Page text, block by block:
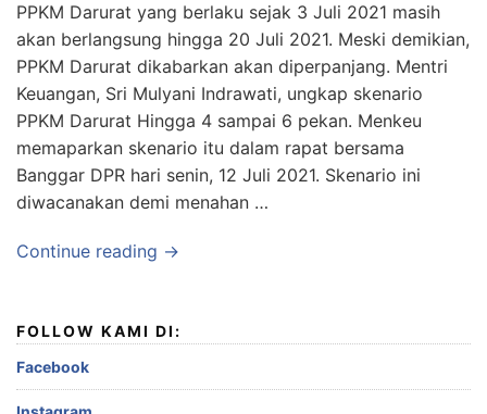
PPKM Darurat yang berlaku sejak 3 Juli 2021 masih
akan berlangsung hingga 20 Juli 2021. Meski demikian,
PPKM Darurat dikabarkan akan diperpanjang. Mentri
Keuangan, Sri Mulyani Indrawati, ungkap skenario
PPKM Darurat Hingga 4 sampai 6 pekan. Menkeu
memaparkan skenario itu dalam rapat bersama
Banggar DPR hari senin, 12 Juli 2021. Skenario ini
diwacanakan demi menahan …
Continue reading →
FOLLOW KAMI DI:
Facebook